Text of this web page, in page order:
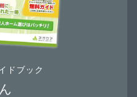
ドブック